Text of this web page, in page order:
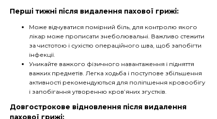
Перші тижні після видалення пахової грижі:
Може відчуватися помірний біль, для контролю якого
лікар може прописати знеболювальні. Важливо стежити
за чистотою і сухістю операційного шва, щоб запобігти
інфекції.
Уникайте важкого фізичного навантаження і підняття
важких предметів. Легка ходьба і поступове збільшення
активності рекомендуються для поліпшення кровообігу
і запобігання утворенню кров’яних згустків.
Довгострокове відновлення після видалення
пахової грижі: